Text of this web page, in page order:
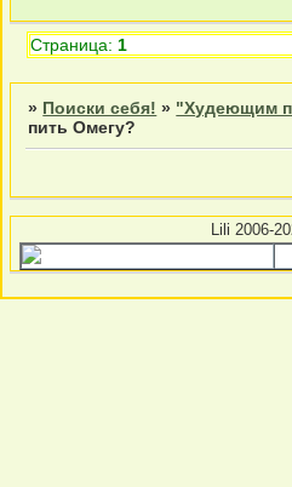
Страница: 1
» Поиски себя! » "Худеющим
пить Омегу?
Lili 2006-